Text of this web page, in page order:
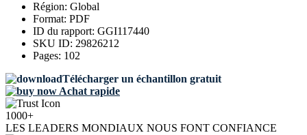
Région: Global
Format: PDF
ID du rapport: GGI117440
SKU ID: 29826212
Pages: 102
Télécharger un échantillon gratuit
Achat rapide
1000+
LES LEADERS MONDIAUX NOUS FONT CONFIANCE